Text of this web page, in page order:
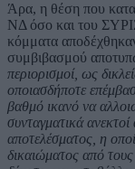
Άρα, η θέση που
ΝΔ όσο και του
κόμματα
συμβιβασμού
περιορισμοί, ως
οποιασδήποτε
βαθμό ικανό να
συνταγματικά
αποτελέσματος, η
δικαιώματος από τους